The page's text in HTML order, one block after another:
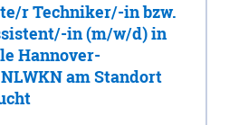
r Techniker/-in bzw.
in (m/w/d) in
Hannover-
am Standort